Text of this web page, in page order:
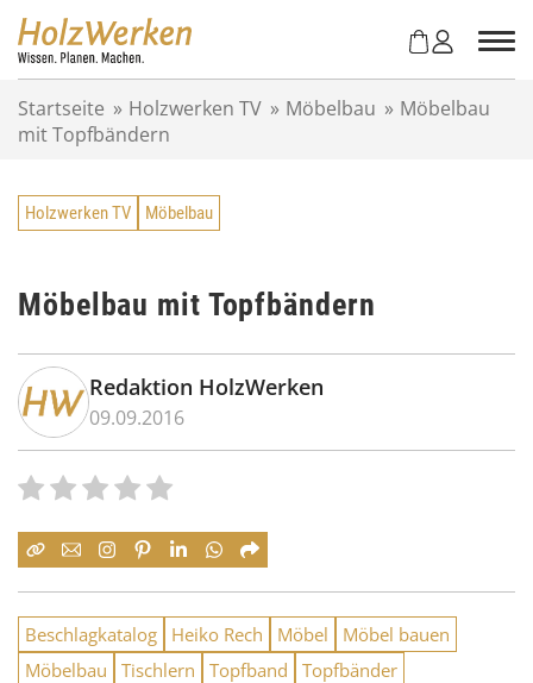
Startseite » Holzwerken TV » Möbelbau » Möbelbau
mit Topfbändern
Holzwerken TV Möbelbau
Möbelbau mit Topfbändern
Redaktion HolzWerken
09.09.2016
Beschlagkatalog Heiko Rech Möbel
Möbel bauen
Möbelbau
Tischlern Topfband Topfbänder